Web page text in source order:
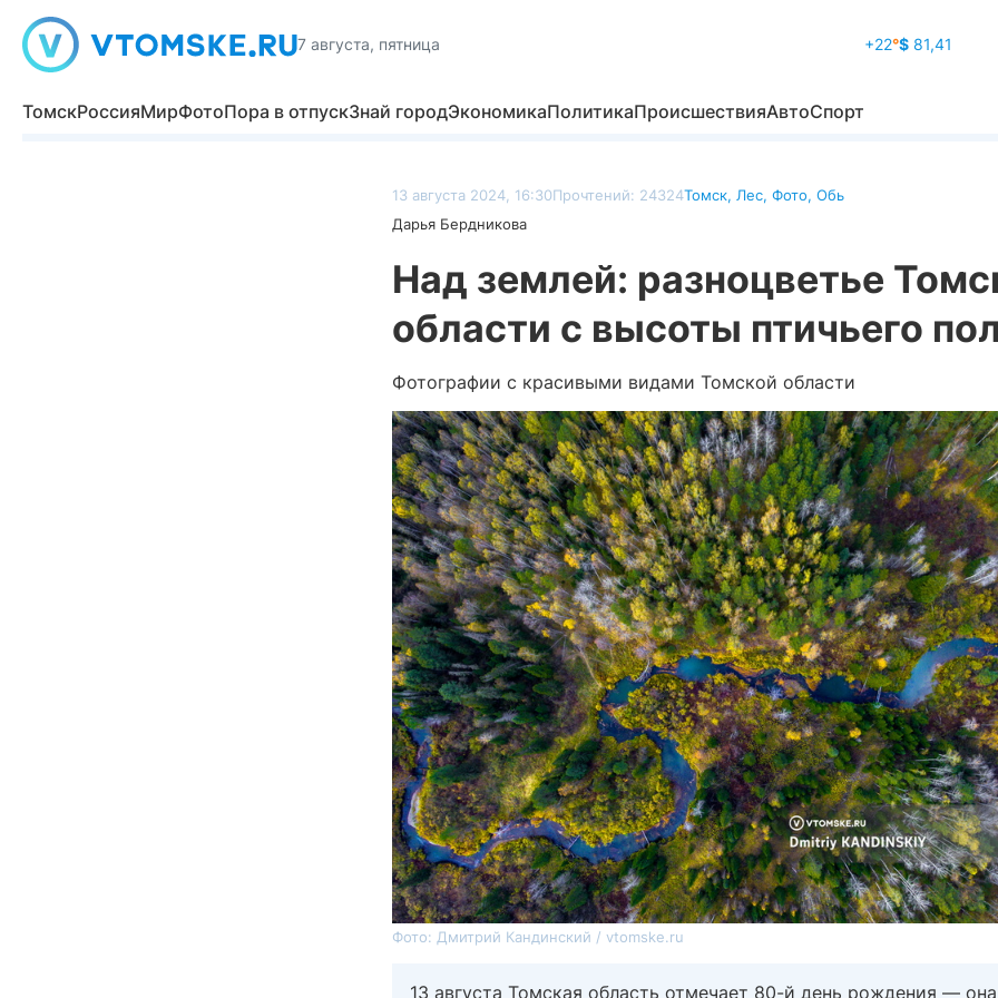
7 августа, пятница +22°$81,41
ТомскРоссияМирФотоПора в отпускЗнай городЭкономикаПолитикаПроисшествияАвтоСпорт
13 августа 2024, 16:30Прочтений: 24324Томск, Лес, Фото, Обь
Дарья Бердникова
Над землей: разноцветье
области с высоты птичьего
Фотографии с красивыми видами Томской области
Фото: Дмитрий Кандинский / vtomske.ru
13 августа Томская область отмечает 80-й день рождения —